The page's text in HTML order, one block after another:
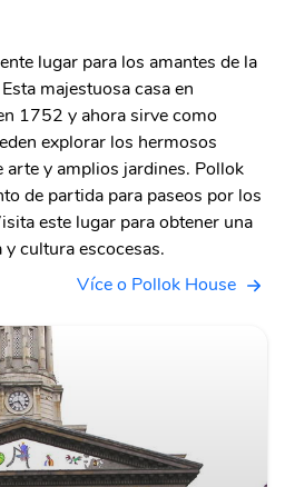
lugar para los amantes de la
majestuosa casa en
1752 y ahora sirve como
explorar los hermosos
arte y amplios jardines. Pollok
de partida para paseos por los
este lugar para obtener una
cultura escocesas.
Více o Pollok House